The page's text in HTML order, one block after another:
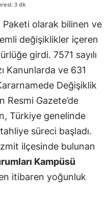
Edirne
Elazığ
Erzincan
Eskişehir
Gaziantep
Giresun
Gümüşhane
3 dk
Paketi olarak bilinen ve
değişiklikler içeren
girdi. 7571 sayılı
Kanunlarda ve 631
Değişiklik
Resmi Gazete’de
Türkiye genelinde
süreci başladı.
ilçesinde bulunan
Kampüsü
itibaren yoğunluk